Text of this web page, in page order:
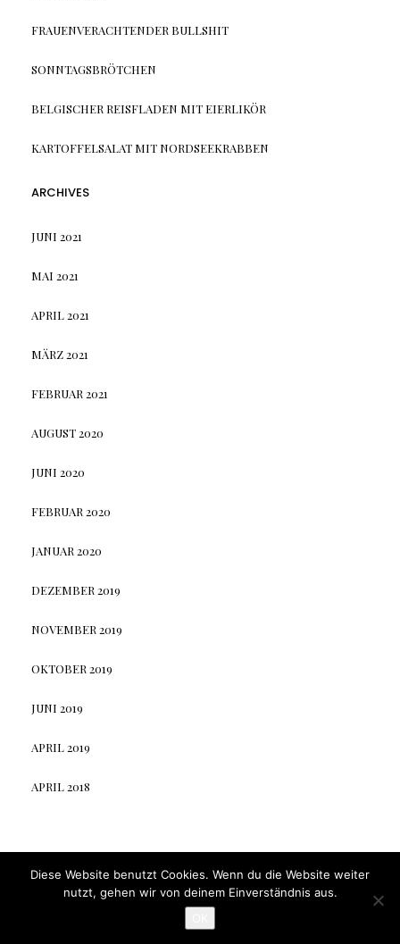
FRAUENVERACHTENDER BULLSHIT
SONNTAGSBRÖTCHEN
BELGISCHER REISFLADEN MIT EIERLIKÖR
KARTOFFELSALAT MIT NORDSEEKRABBEN
ARCHIVES
JUNI 2021
MAI 2021
APRIL 2021
MÄRZ 2021
FEBRUAR 2021
AUGUST 2020
JUNI 2020
FEBRUAR 2020
JANUAR 2020
DEZEMBER 2019
NOVEMBER 2019
OKTOBER 2019
JUNI 2019
APRIL 2019
APRIL 2018
Made byLyraThemes.com
Diese Website benutzt Cookies. Wenn du die Website weiter
nutzt, gehen wir von deinem Einverständnis aus.